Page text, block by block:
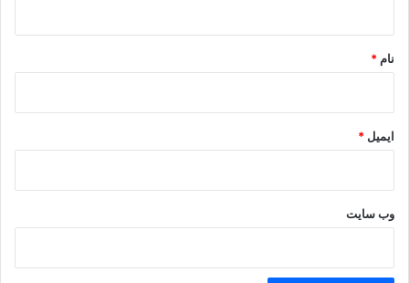
نام *
ایمیل *
وب‌ سایت